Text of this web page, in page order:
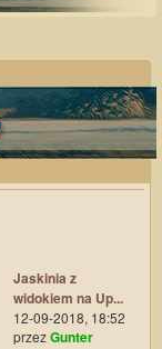
Jaskinia z
widokiem na Up...
12-09-2018, 18:52
przezGunter